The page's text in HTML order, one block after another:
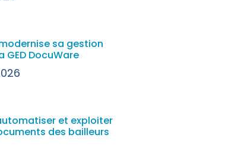
sa gestion
DocuWare
et exploiter
des bailleurs